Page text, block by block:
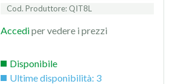
Cod. Produttore: QIT8L
Accediper vedere i prezzi
Disponibile
Ultime disponibilità: 3